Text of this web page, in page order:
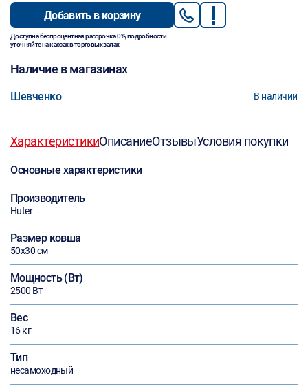
Добавить в корзину
Доступна беспроцентная рассрочка 0%, подробности
уточняйте на кассах в торговых залах.
Наличие в магазинах
Шевченко В наличии
ХарактеристикиОписаниеОтзывыУсловия покупки
Основные характеристики
Производитель
Huter
Размер ковша
50х30 см
Мощность (Вт)
2500 Вт
Вес
16 кг
Тип
несамоходный